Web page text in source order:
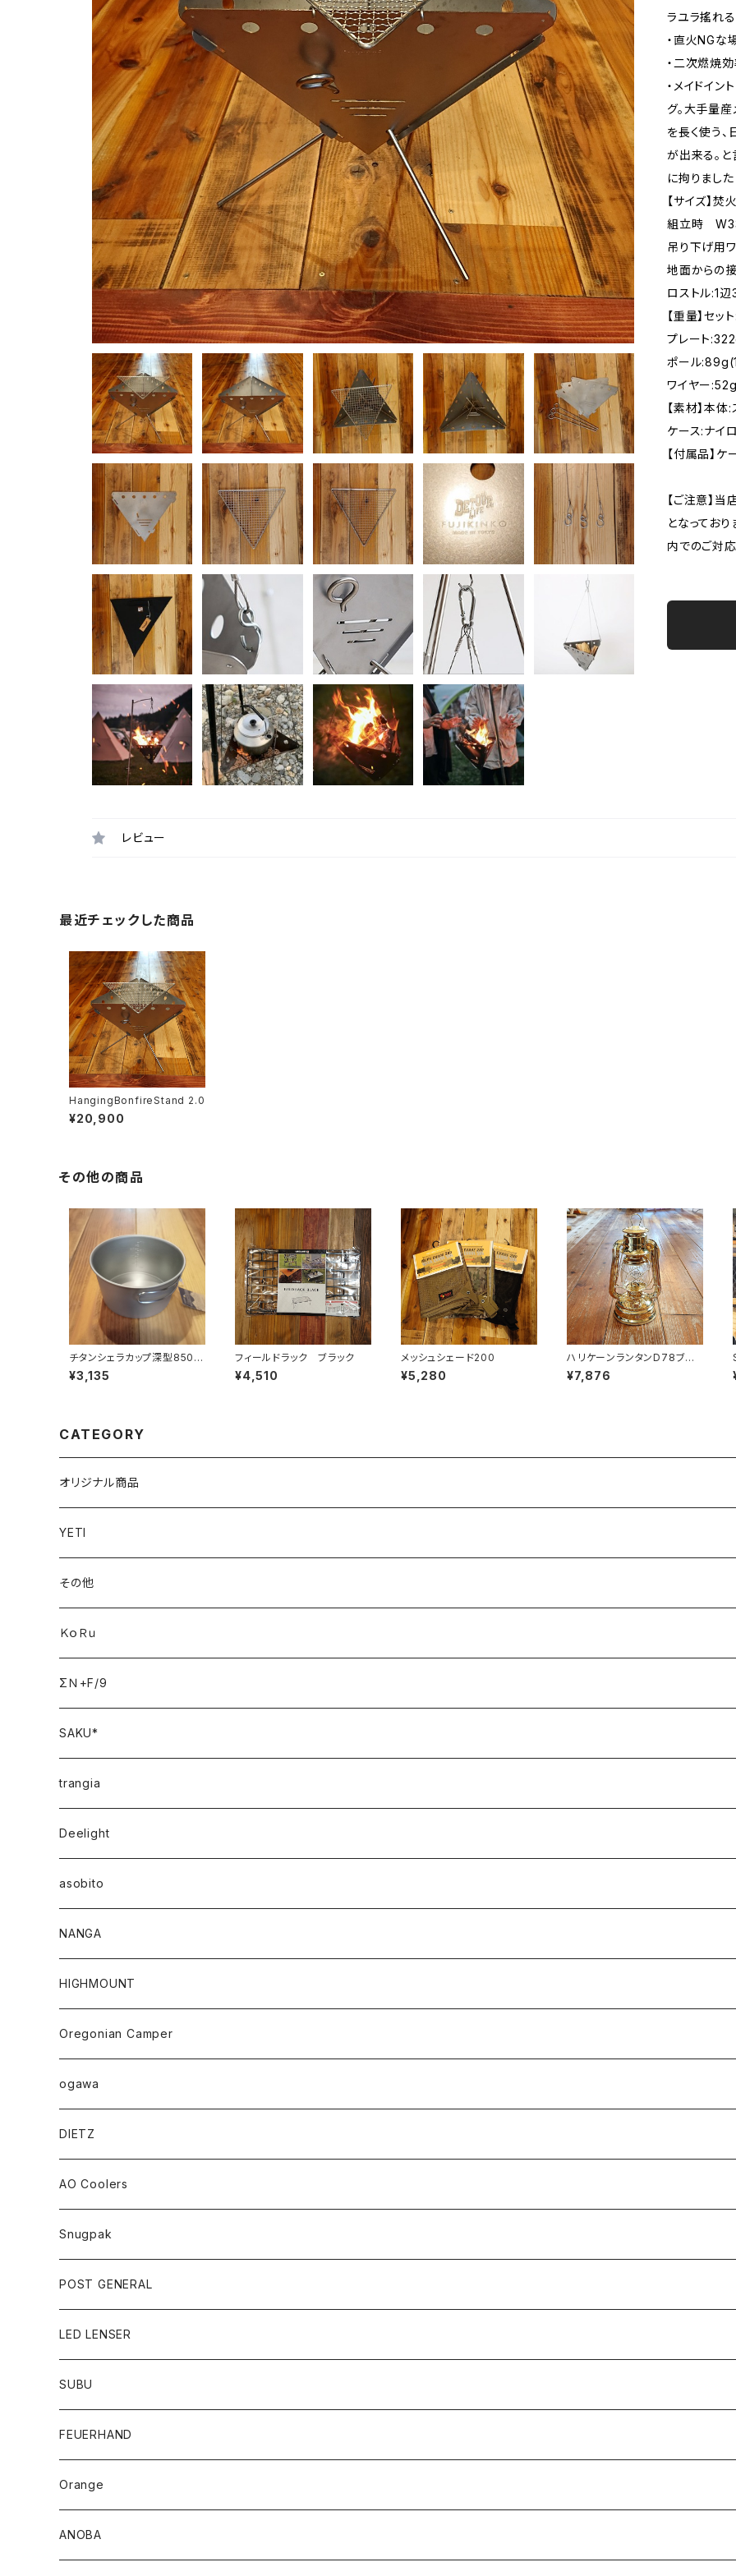
ラユラ搖れ
・直火NGな
・二次燃焼
・メイドイン
グ。大手量
を長く使う
が出来る。
に拘りました
【サイズ】
組立時
吊り下げ用
地面からの
ロストル:1辺
【重量】セ
プレート
ポール
ワイヤー
【素材】本体
ケース:ナイ
【付属品】
【ご注意】
となってお
内でのご対
レビュー
最近チェックした商品
HangingBonfireStand 2.0
¥20,900
その他の商品
チタンシェラカップ深型850フ
ォールドハンドル(メモリ付)
¥3,135
フィールドラック ブラック
¥4,510
メッシュシェード200
¥5,280
ハリケーンランタンD78ブラ
ス
¥7,876
CATEGORY
オリジナル商品
YETI
その他
ＫｏＲｕ
ΣＮ+F/9
SAKU*
trangia
Deelight
asobito
NANGA
HIGHMOUNT
Oregonian Camper
ogawa
DIETZ
AO Coolers
Snugpak
POST GENERAL
LED LENSER
SUBU
FEUERHAND
Orange
ANOBA